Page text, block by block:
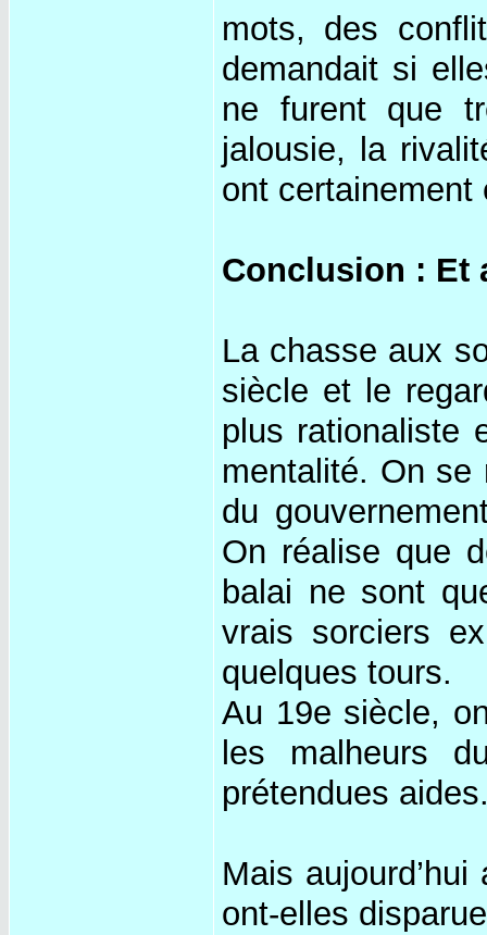
mots, des
demandait si
ne furent que
jalousie, la
ont certainement
Conclusion : Et
La chasse aux
siècle et le
plus rationaliste
mentalité. On
du
On réalise que
balai ne sont
vrais sorciers
quelques tours.
Au 19e siècle,
les malheurs
prétendues
Mais
ont-elles